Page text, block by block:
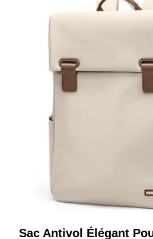
Sac Antivol Élégant